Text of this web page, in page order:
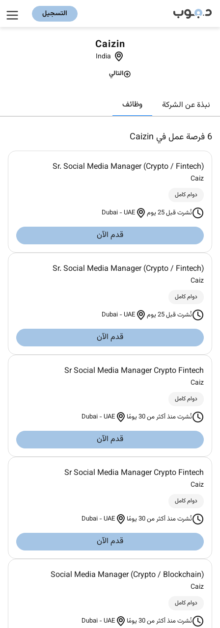
التسجيل
Caizin
India
التالي
نبذة عن الشركة وظائف
6 فرصة عمل في Caizin
Sr. Social Media Manager (Crypto / Fintech)
Caiz
دوام كامل
نُشرت قبل 25 يوم Dubai -UAE
قدم الآن
Sr. Social Media Manager (Crypto / Fintech)
Caiz
دوام كامل
نُشرت قبل 25 يوم Dubai -UAE
قدم الآن
Sr Social Media Manager Crypto Fintech
Caiz
دوام كامل
نُشرت منذ أكثر من 30 يومًا Dubai -UAE
قدم الآن
Sr Social Media Manager Crypto Fintech
Caiz
دوام كامل
نُشرت منذ أكثر من 30 يومًا Dubai -UAE
قدم الآن
Social Media Manager (Crypto / Blockchain)
Caiz
دوام كامل
نُشرت منذ أكثر من 30 يومًا Dubai -UAE